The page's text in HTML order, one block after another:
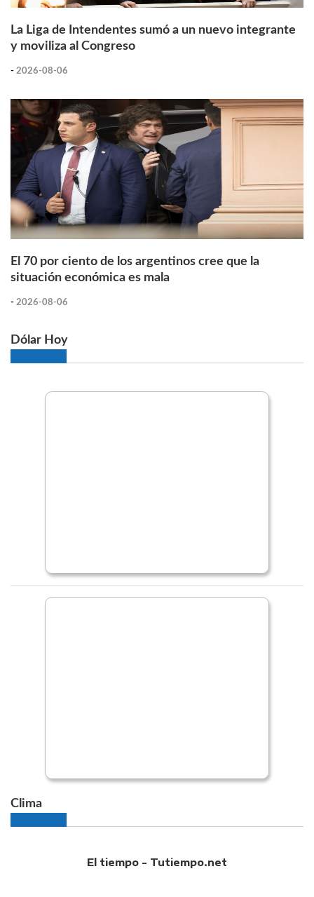
La Liga de Intendentes sumó a un nuevo integrante
y moviliza al Congreso
- 2026-08-06
El 70 por ciento de los argentinos cree que la
situación económica es mala
- 2026-08-06
Dólar Hoy
Clima
El tiempo - Tutiempo.net